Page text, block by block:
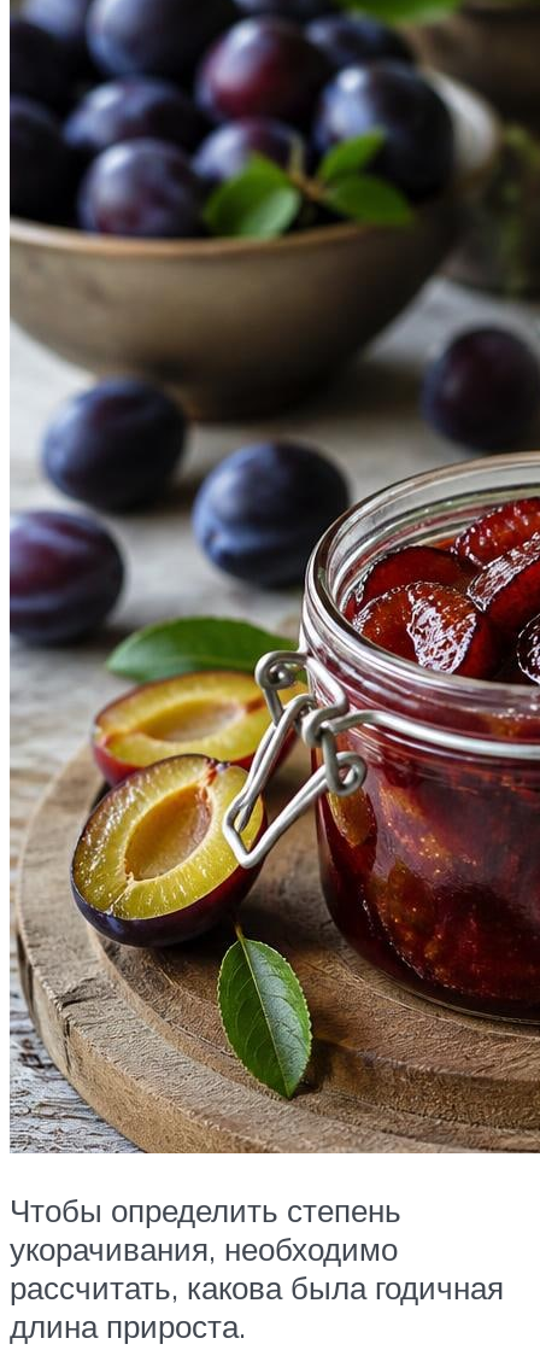
Чтобы определить степень
укорачивания, необходимо
рассчитать, какова была годичная
длина прироста.